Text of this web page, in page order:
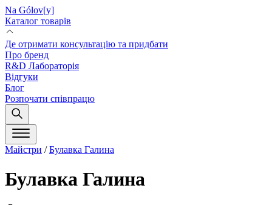
Na Gólov[y]
Каталог товарів
Де отримати консультацію та придбати
Про бренд
R&D Лабораторія
Відгуки
Блог
Розпочати співпрацю
Майстри /Булавка Галина
Булавка Галина